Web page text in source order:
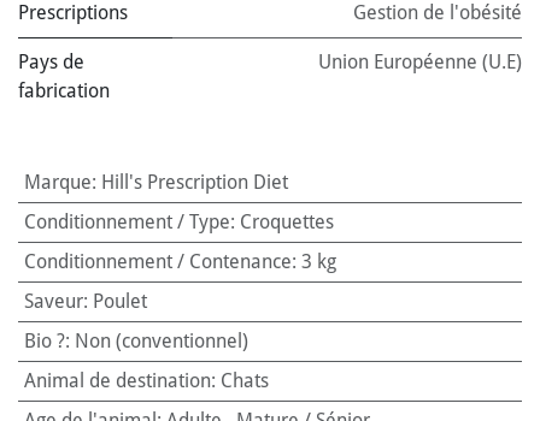
Prescriptions Gestion de l'obésité
Pays de
fabrication
Union Européenne (U.E)
Marque: Hill's Prescription Diet
Conditionnement / Type: Croquettes
Conditionnement / Contenance: 3 kg
Saveur: Poulet
Bio ?: Non (conventionnel)
Animal de destination: Chats